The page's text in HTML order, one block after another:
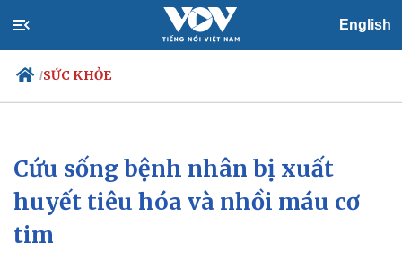
English
/SỨC KHỎE
Chính trị
Tổ chức nhân sự
Quốc hội
Xã hội
Tin 24h
Dự báo thời tiết
Cứu sống bệnh nhân bị xuất
huyết tiêu hóa và nhồi máu cơ
tim